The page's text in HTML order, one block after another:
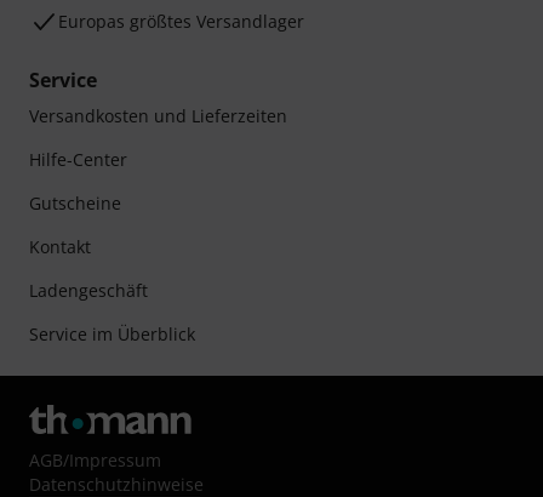
Europas größtes Versandlager
Service
Versandkosten und Lieferzeiten
Hilfe-Center
Gutscheine
Kontakt
Ladengeschäft
Service im Überblick
AGB/Impressum
Datenschutzhinweise